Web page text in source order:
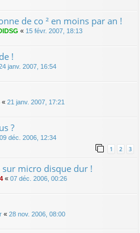
de co ² en moins par an !
« 15 févr. 2007, 18:13
!
janv. 2007, 16:54
« 21 janv. 2007, 17:21
?
09 déc. 2006, 12:34
1 2 3
micro disque dur !
« 07 déc. 2006, 00:26
« 28 nov. 2006, 08:00